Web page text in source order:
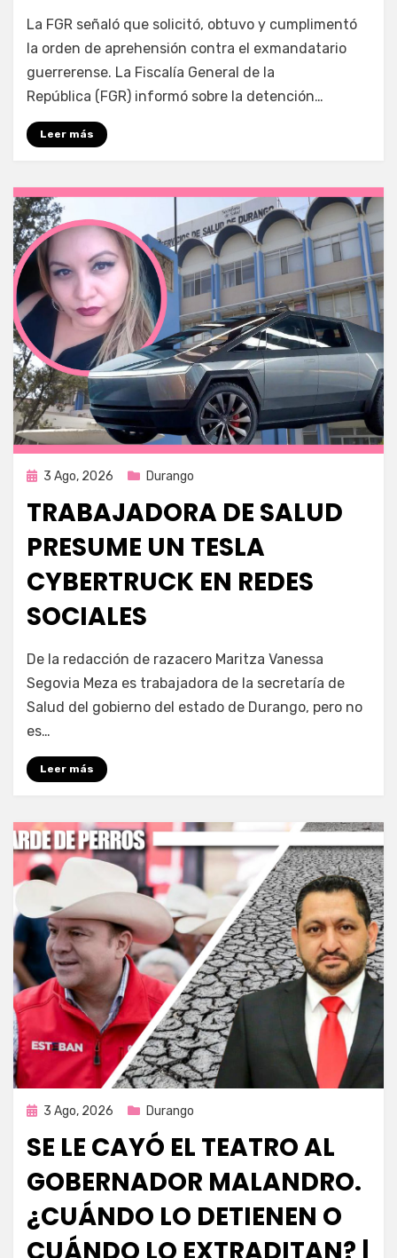
porFernando Miranda Servín
La FGR señaló que solicitó, obtuvo y cumplimentó
la orden de aprehensión contra el exmandatario
guerrerense. La Fiscalía General de la
República (FGR) informó sobre la detención…
Leer más
Publicada
3 Ago, 2026 Durango
TRABAJADORA DE SALUD
PRESUME UN TESLA
CYBERTRUCK EN REDES
SOCIALES
por Fernando Miranda Servín
De la redacción de razacero Maritza Vanessa
Segovia Meza es trabajadora de la secretaría de
Salud del gobierno del estado de Durango, pero no
es…
Leer más
Publicada
3 Ago, 2026 Durango
SE LE CAYÓ EL TEATRO AL
GOBERNADOR MALANDRO.
¿CUÁNDO LO DETIENEN O